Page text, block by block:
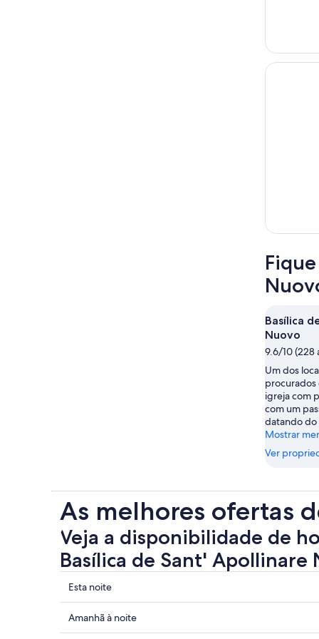
Basílica
Nuovo
9.6/10 (228
Um dos
procurados
igreja com
com um
datando do
Mostrar
Ver
As melhores ofertas
Veja a disponibilidade de
Basílica de Sant' Apollinare
Mostrar
preços
perto
de
Esta noite
Mostrar
preços
Amanhã à noite